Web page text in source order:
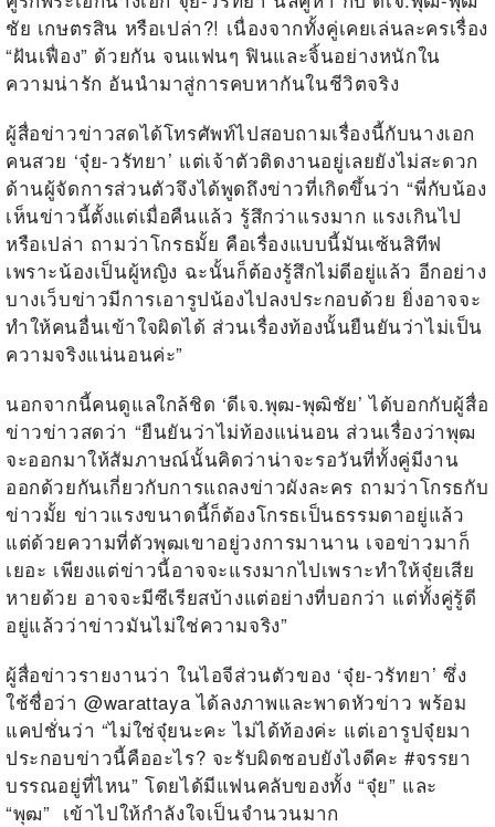
ชัย เกษตรสิน หรือเปล่า?! เนื่องจากทั้งคู่เคยเล่นละครเรื่อง
“ฝันเฟื่อง” ด้วยกัน จนแฟนๆ ฟินและจิ้นอย่างหนักใน
ความน่ารัก อันนำมาสู่การคบหากันในชีวิตจริง
ผู้สื่อข่าวข่าวสดได้โทรศัพท์ไปสอบถามเรื่องนี้กับนางเอก
คนสวย ‘จุ๋ย-วรัทยา’ แต่เจ้าตัวติดงานอยู่เลยยังไม่สะดวก
ด้านผู้จัดการส่วนตัวจึงได้พูดถึงข่าวที่เกิดขึ้นว่า “พี่กับน้อง
เห็นข่าวนี้ตั้งแต่เมื่อคืนแล้ว รู้สึกว่าแรงมาก แรงเกินไป
หรือเปล่า ถามว่าโกรธมั้ย คือเรื่องแบบนี้มันเซ้นสิทีฟ
เพราะน้องเป็นผู้หญิง ฉะนั้นก็ต้องรู้สึกไม่ดีอยู่แล้ว อีกอย่าง
บางเว็บข่าวมีการเอารูปน้องไปลงประกอบด้วย ยิ่งอาจจะ
ทำให้คนอื่นเข้าใจผิดได้ ส่วนเรื่องท้องนั้นยืนยันว่าไม่เป็น
ความจริงแน่นอนค่ะ”
นอกจากนี้คนดูแลใกล้ชิด ‘ดีเจ.พุฒ-พุฒิชัย’ ได้บอกกับผู้สื่อ
ข่าวข่าวสดว่า “ยืนยันว่าไม่ท้องแน่นอน ส่วนเรื่องว่าพุฒ
จะออกมาให้สัมภาษณ์นั้นคิดว่าน่าจะรอวันที่ทั้งคู่มีงาน
ออกด้วยกันเกี่ยวกับการแถลงข่าวผังละคร ถามว่าโกรธกับ
ข่าวมั้ย ข่าวแรงขนาดนี้ก็ต้องโกรธเป็นธรรมดาอยู่แล้ว
แต่ด้วยความที่ตัวพุฒเขาอยู่วงการมานาน เจอข่าวมาก็
เยอะ เพียงแต่ข่าวนี้อาจจะแรงมากไปเพราะทำให้จุ๋ยเสีย
หายด้วย อาจจะมีซีเรียสบ้างแต่อย่างที่บอกว่า แต่ทั้งคู่รู้ดี
อยู่แล้วว่าข่าวมันไม่ใช่ความจริง”
ผู้สื่อข่าวรายงานว่า ในไอจีส่วนตัวของ ‘จุ๋ย-วรัทยา’ ซึ่ง
ใช้ชื่อว่า @warattaya ได้ลงภาพและพาดหัวข่าว พร้อม
แคปชั่นว่า “ไม่ใช่จุ๋ยนะคะ ไม่ได้ท้องค่ะ แต่เอารูปจุ๋ยมา
ประกอบข่าวนี้คืออะไร? จะรับผิดชอบยังไงดีคะ #จรรยา
บรรณอยู่ที่ไหน” โดยได้มีแฟนคลับของทั้ง “จุ๋ย” และ
“พุฒ” เข้าไปให้กำลังใจเป็นจำนวนมาก